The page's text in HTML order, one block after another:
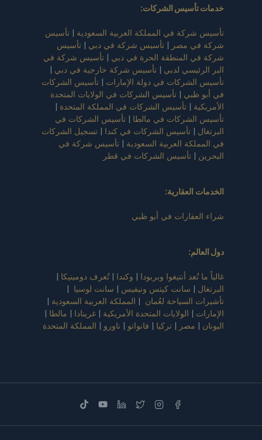
خدمات تأسيس الشركات:
تأسيس شركة في المملكة العربية السعودية | تأسيس
شركة في مصر | تأسيس شركة في دبي | تأسيس
شركة في المنطقة الحرة في دبي | تأسيس شركة في
البر الرئيسي لدبي | تأسيس شركة خارجية في دبي |
تأسيس الشركات في دولة الإمارات | تأسيس الشركات
في أبو ظبي | تأسيس الشركات في الولايات المتحدة
الأمريكية | تأسيس الشركات في المملكة المتحدة |
تأسيس الشركات في مالطا | تأسيس الشركات في
البرتغال | تأسيس الشركات في كندا | تسجيل الشركات
في المملكة العربية السعودية | تأسيس شركة في
البحرين | تأسيس الشركات في قطر
الخدمات العقارية:
شراء العقارات في أبو ظبي
دول العالم:
غالباً ما تُعد أنتيغوا وبربودا | وكندا |تُعرف دومينيكا |
البرتغال | سانت كيتس ونيفيس | سانت لوسيا |
تأشيرات السياحة لعُمان | المملكة العربية السعودية |
الإمارات | الولايات المتحدة الأمريكية | غرينادا | مالطا |
اليونان | مصر | تركيا | فانواتو | ناورو | المملكة المتحدة